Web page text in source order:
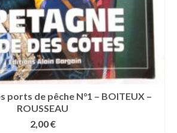
ports de pêche N°1 – BOITEUX –
ROUSSEAU
2,00€